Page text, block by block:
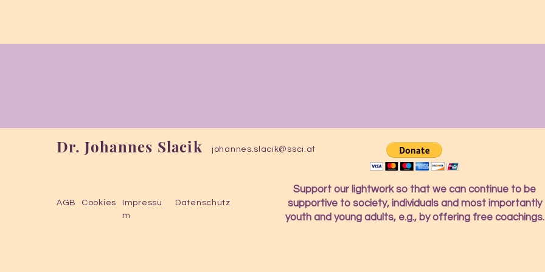
Dr. Johannes Slacik johannes.slacik@ssci.at
AGB Cookies
Impressu
m
Datenschutz
Support our lightwork so that we can continue to be
supportive to society, individuals and most importantly
youth and young adults, e.g., by offering free coachings.